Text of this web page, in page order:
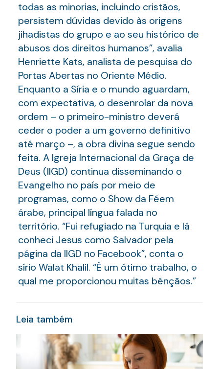
todas as minorias, incluindo cristãos,
persistem dúvidas devido às origens
jihadistas do grupo e ao seu histórico de
abusos dos direitos humanos”, avalia
Henriette Kats, analista de pesquisa do
Portas Abertas no Oriente Médio.
Enquanto a Síria e o mundo aguardam,
com expectativa, o desenrolar da nova
ordem – o primeiro-ministro deverá
ceder o poder a um governo definitivo
até março –, a obra divina segue sendo
feita. A Igreja Internacional da Graça de
Deus (IIGD) continua disseminando o
Evangelho no país por meio de
programas, como o Show da Féem
árabe, principal língua falada no
território. “Fui refugiado na Turquia e lá
conheci Jesus como Salvador pela
página da IIGD no Facebook”, conta o
sírio Walat Khalil. “É um ótimo trabalho, o
qual me proporcionou muitas bênçãos.”
Leia também